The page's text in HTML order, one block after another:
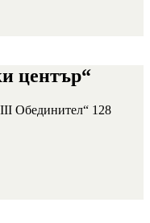
център“
Обединител“ 128